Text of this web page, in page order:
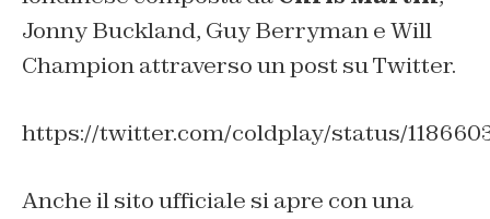
Jonny Buckland, Guy Berryman e Will
Champion attraverso un post su Twitter.
https://twitter.com/coldplay/status/
Anche il sito ufficiale si apre con una